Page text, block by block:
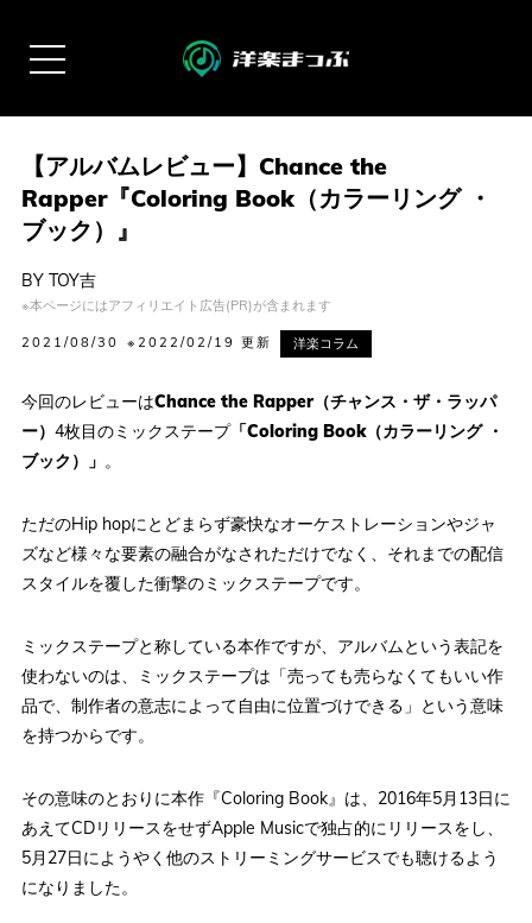
【アルバムレビュー】Chance the
Rapper『Coloring Book（カラーリング ・
ブック）』
BY TOY吉
※本ページにはアフィリエイト広告(PR)が含まれます
2021/08/30 ※2022/02/19 更新 洋楽コラム
今回のレビューはChance the Rapper（チャンス・ザ・ラッパ
ー） 4枚目のミックステープ「Coloring Book（カラーリング ・
ブック）」 。
ただのHip hopにとどまらず豪快なオーケストレーションやジャ
ズなど様々な要素の融合がなされただけでなく、それまでの配信
スタイルを覆した衝撃のミックステープです。
ミックステープと称している本作ですが、アルバムという表記を
使わないのは、ミックステープは「売っても売らなくてもいい作
品で、制作者の意志によって自由に位置づけできる」という意味
を持つからです。
その意味のとおりに本作『Coloring Book』は、2016年5月13日に
あえてCDリリースをせずApple Musicで独占的にリリースをし、
5月27日にようやく他のストリーミングサービスでも聴けるよう
になりました。